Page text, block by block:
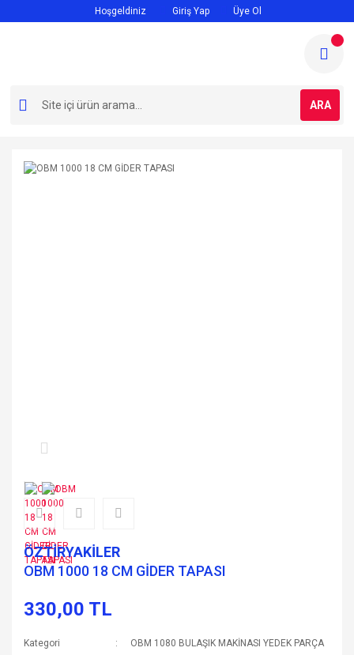
Hoşgeldiniz Giriş Yap Üye Ol
ARA
ÖZTİRYAKİLER
OBM 1000 18 CM GİDER TAPASI
330,00 TL
Kategori
OBM 1080 BULAŞIK MAKİNASI YEDEK PARÇA